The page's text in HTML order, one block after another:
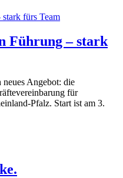
Führung – stark
Angebot: die
für
Pfalz. Start ist am 3.